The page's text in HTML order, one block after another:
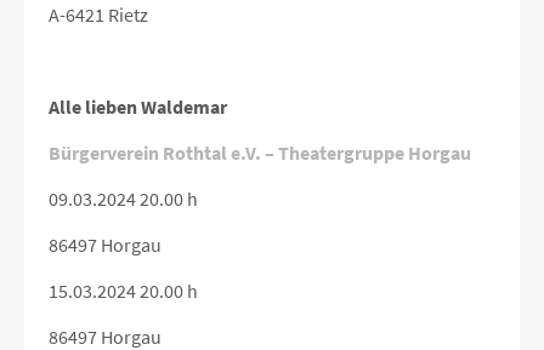
A-6421 Rietz
Alle lieben Waldemar
Bürgerverein Rothtal e.V. – Theatergruppe Horgau
09.03.2024 20.00 h
86497 Horgau
15.03.2024 20.00 h
86497 Horgau